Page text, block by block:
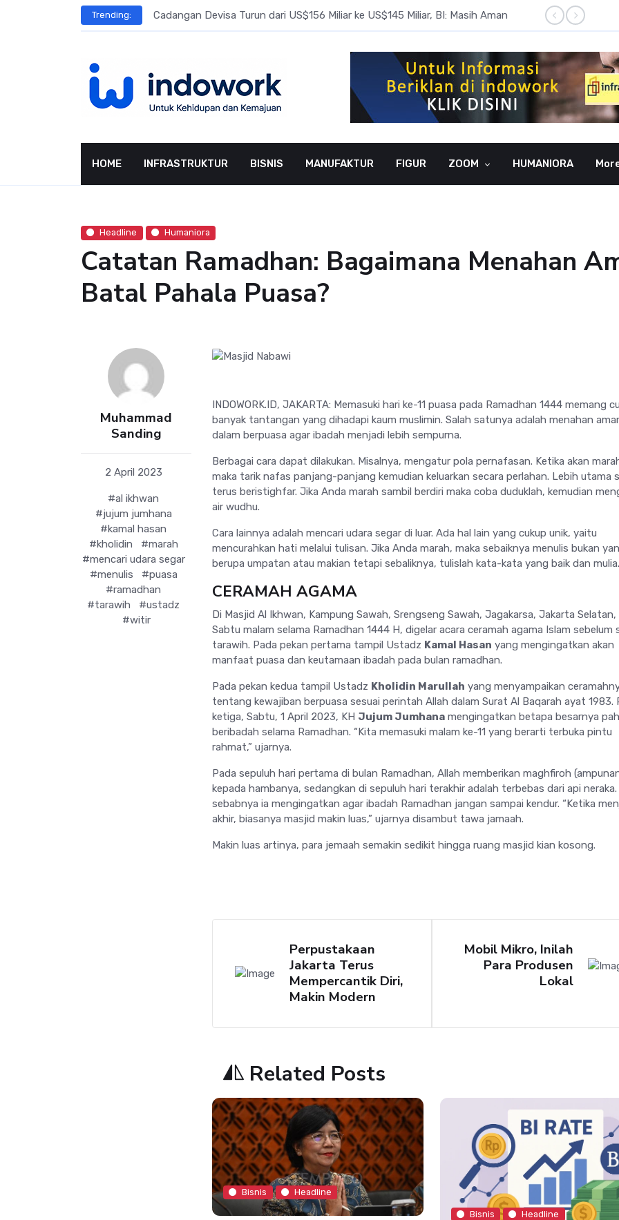
Trending: Cadangan Devisa Turun dari US$156 Miliar ke US$145 Miliar, BI: Masih Aman BI
HOME INFRASTRUKTUR BISNIS MANUFAKTUR FIGUR ZOOM HUMANIORA
Headline Humaniora
Catatan Ramadhan: Bagaimana Menahan
Batal Pahala Puasa?
Muhammad
Sanding
2 April 2023
#al ikhwan
#jujum jumhana
#kamal hasan
#kholidin
#marah
#mencari udara segar
#menulis
#puasa
#ramadhan
#tarawih
#ustadz
#witir
INDOWORK.ID, JAKARTA: Memasuki hari ke-11 puasa pada Ramadhan 1444 memang
banyak tantangan yang dihadapi kaum muslimin. Salah satunya adalah menahan
dalam berpuasa agar ibadah menjadi lebih sempurna.
Berbagai cara dapat dilakukan. Misalnya, mengatur pola pernafasan. Ketika akan
maka tarik nafas panjang-panjang kemudian keluarkan secara perlahan. Lebih utama
terus beristighfar. Jika Anda marah sambil berdiri maka coba duduklah, kemudian
air wudhu.
Cara lainnya adalah mencari udara segar di luar. Ada hal lain yang cukup unik, yaitu
mencurahkan hati melalui tulisan. Jika Anda marah, maka sebaiknya menulis bukan
berupa umpatan atau makian tetapi sebaliknya, tulislah kata-kata yang baik dan mulia.
CERAMAH AGAMA
Di Masjid Al Ikhwan, Kampung Sawah, Srengseng Sawah, Jagakarsa, Jakarta
Sabtu malam selama Ramadhan 1444 H, digelar acara ceramah agama Islam sebelum
tarawih. Pada pekan pertama tampil Ustadz Kamal Hasan yang mengingatkan akan
manfaat puasa dan keutamaan ibadah pada bulan ramadhan.
Pada pekan kedua tampil Ustadz Kholidin Marullah yang menyampaikan
tentang kewajiban berpuasa sesuai perintah Allah dalam Surat Al Baqarah ayat 1983.
ketiga, Sabtu, 1 April 2023, KH Jujum Jumhana mengingatkan betapa besarnya
beribadah selama Ramadhan. “Kita memasuki malam ke-11 yang berarti terbuka pintu
rahmat,” ujarnya.
Pada sepuluh hari pertama di bulan Ramadhan, Allah memberikan maghfiroh
kepada hambanya, sedangkan di sepuluh hari terakhir adalah terbebas dari api
sebabnya ia mengingatkan agar ibadah Ramadhan jangan sampai kendur. “Ketika
akhir, biasanya masjid makin luas,” ujarnya disambut tawa jamaah.
Makin luas artinya, para jemaah semakin sedikit hingga ruang masjid kian kosong.
Perpustakaan
Jakarta Terus
Mempercantik Diri,
Makin Modern
Mobil Mikro, Inilah
Para Produsen
Lokal
Related Posts
Bisnis Headline
Bisnis Headline